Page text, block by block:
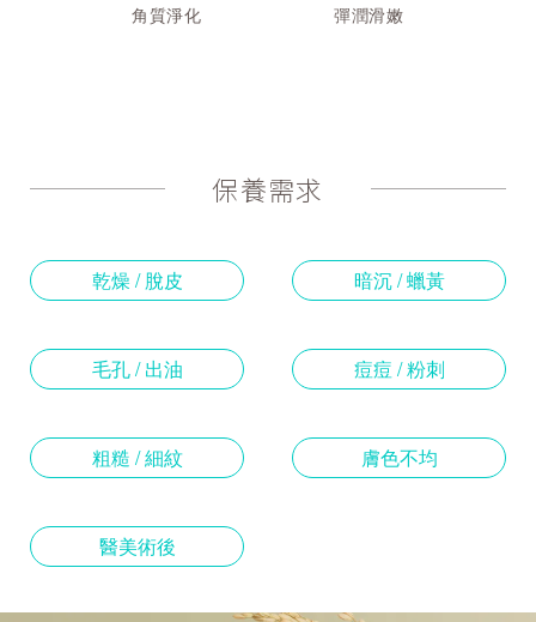
角質淨化 彈潤滑嫩
保養需求
乾燥 / 脫皮 暗沉 / 蠟黃
毛孔 / 出油 痘痘 / 粉刺
粗糙 / 細紋 膚色不均
醫美術後